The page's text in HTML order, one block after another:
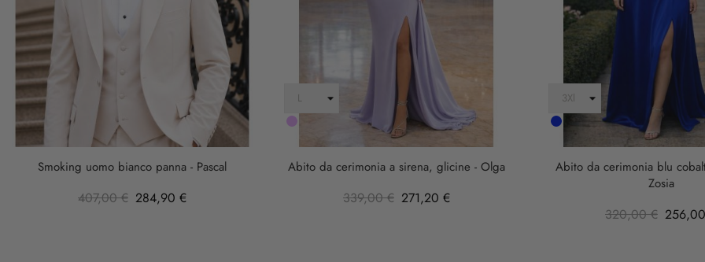
Smoking uomo bianco panna - Pascal
407,00 € 284,90 €
LILLA
Abito da cerimonia a sirena, glicine - Olga
339,00 € 271,20 €
Cobalto
Abito da cerimonia blu
Zosia
320,00 €